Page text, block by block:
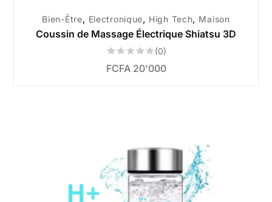
Bien-Être, Electronique, High Tech, Maison
Coussin de Massage Électrique Shiatsu 3D
(0)
FCFA20'000